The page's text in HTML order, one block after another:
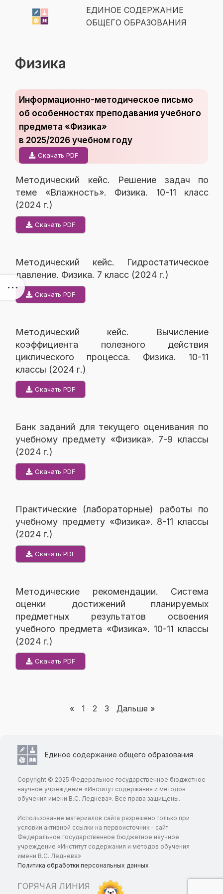
ЕДИНОЕ СОДЕРЖАНИЕ
ОБЩЕГО ОБРАЗОВАНИЯ
Физика
Информационно-методическое письмо
об особенностях преподавания учебного
предмета «Физика»
в 2025/2026 учебном году
Скачать PDF
Методический кейс. Решение задач по
теме «Влажность». Физика. 10-11 класс
(2024 г.)
Скачать PDF
Методический кейс. Гидростатическое
давление. Физика. 7 класс (2024 г.)
Скачать PDF
Методический кейс. Вычисление
коэффициента полезного действия
циклического процесса. Физика. 10-11
классы (2024 г.)
Скачать PDF
Банк заданий для текущего оценивания по
учебному предмету «Физика». 7-9 классы
(2024 г.)
Скачать PDF
Практические (лабораторные) работы по
учебному предмету «Физика». 8-11 классы
(2024 г.)
Скачать PDF
Методические рекомендации. Система
оценки достижений планируемых
предметных результатов освоения
учебного предмета «Физика». 10-11 классы
(2024 г.)
Скачать PDF
« 1 2 3 Дальше »
Единое содержание общего образования
Copyright © 2025 Федеральное государственное бюджетное
научное учреждение «Институт содержания и методов
обучения имени В.С. Леднева». Все права защищены.
Использование материалов сайта разрешено только при
условии активной ссылки на первоисточник - сайт
Федеральное государственное бюджетное научное
учреждение «Институт содержания и методов обучения
имени В.С. Леднева»
Политика обработки персональных данных
ГОРЯЧАЯ ЛИНИЯ